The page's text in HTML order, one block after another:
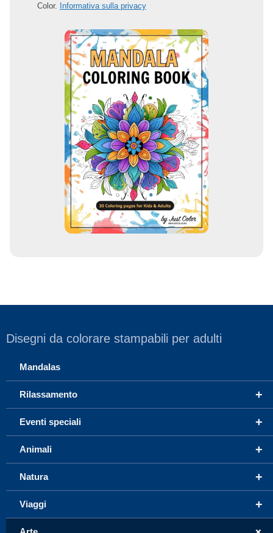
Color. Informativa sulla privacy
Disegni da colorare stampabili per adulti
Mandalas
+
Rilassamento
+
Eventi speciali
+
Animali
+
Natura
+
Viaggi